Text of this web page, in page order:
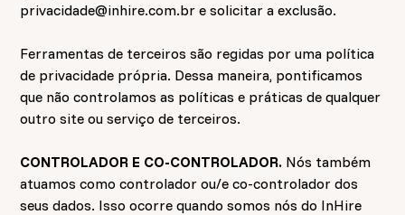
privacidade@inhire.com.br e solicitar a exclusão.
Ferramentas de terceiros são regidas por uma política
de privacidade própria. Dessa maneira, pontificamos
que não controlamos as políticas e práticas de qualquer
outro site ou serviço de terceiros.
CONTROLADOR E CO-CONTROLADOR. Nós também
atuamos como controlador ou/e co-controlador dos
seus dados. Isso ocorre quando somos nós do InHire